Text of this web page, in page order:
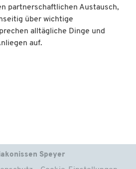
partnerschaftlichen Austausch,
über wichtige
alltägliche Dinge und
auf.
Speyer